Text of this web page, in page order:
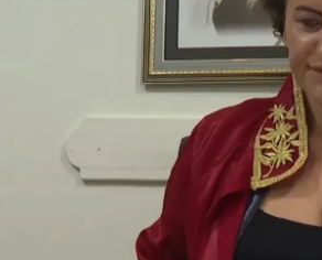
Kütahya
Malatya
Manisa
Mardin
Muğla